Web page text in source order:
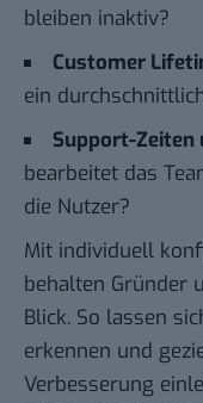
bleiben inaktiv?
Customer
ein
Support-Zeiten
bearbeitet das
die Nutzer?
Mit individuell
behalten Gründer
Blick. So lassen
erkennen und
Verbesserung